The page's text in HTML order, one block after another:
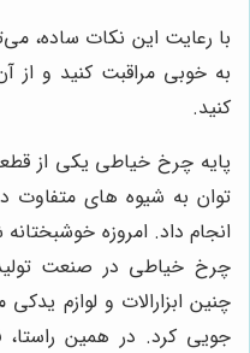
با رعایت این نکات ساده،
به خوبی مراقبت کنید و از
کنید.
پایه چرخ خیاطی یکی از
توان به شیوه های متفاوت
انجام داد. امروزه
چرخ خیاطی در صنعت
چنین ابزارالات و لوازم
جویی کرد. در همین